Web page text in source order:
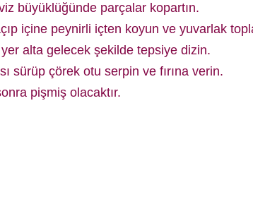
büyüklüğünde parçalar kopartın.
içine peynirli içten koyun ve yuvarlak
yer alta gelecek şekilde tepsiye dizin.
sürüp çörek otu serpin ve fırına verin.
pişmiş olacaktır.